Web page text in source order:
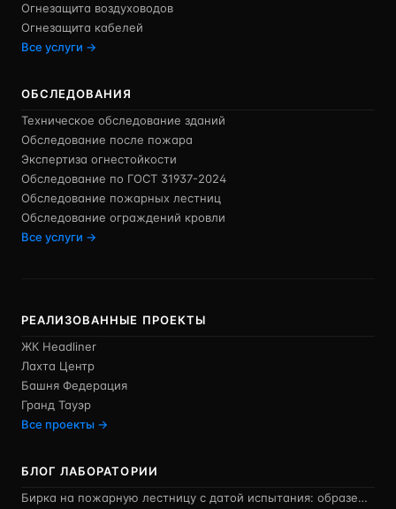
Огнезащита воздуховодов
Огнезащита кабелей
Все услуги →
ОБСЛЕДОВАНИЯ
Техническое обследование зданий
Обследование после пожара
Экспертиза огнестойкости
Обследование по ГОСТ 31937-2024
Обследование пожарных лестниц
Обследование ограждений кровли
Все услуги →
РЕАЛИЗОВАННЫЕ ПРОЕКТЫ
ЖК Headliner
Лахта Центр
Башня Федерация
Гранд Тауэр
Все проекты →
БЛОГ ЛАБОРАТОРИИ
Бирка на пожарную лестницу с датой испытания: образе…